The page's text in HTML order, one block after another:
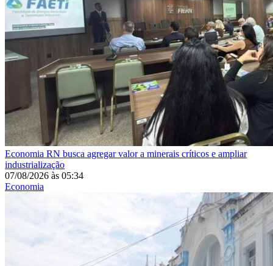
Economia RN busca agregar valor a minerais críticos e ampliar
industrialização
07/08/2026 às 05:34
Economia